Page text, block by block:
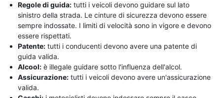
Regole di guida: tutti i veicoli devono guidare sul lato
sinistro della strada. Le cinture di sicurezza devono essere
sempre indossate. I limiti di velocità sono in vigore e devono
essere rispettati.
Patente: tutti i conducenti devono avere una patente di
guida valida.
Alcool: è illegale guidare sotto l'influenza dell'alcol.
Assicurazione: tutti i veicoli devono avere un'assicurazione
valida.